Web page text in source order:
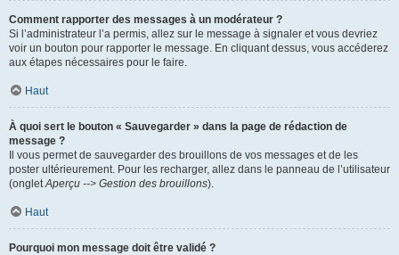
Comment rapporter des messages à un modérateur ?
Si l’administrateur l’a permis, allez sur le message à signaler et vous devriez
voir un bouton pour rapporter le message. En cliquant dessus, vous accéderez
aux étapes nécessaires pour le faire.
Haut
À quoi sert le bouton « Sauvegarder » dans la page de rédaction de
message ?
Il vous permet de sauvegarder des brouillons de vos messages et de les
poster ultérieurement. Pour les recharger, allez dans le panneau de l’utilisateur
(ongletAperçu --> Gestion des brouillons).
Haut
Pourquoi mon message doit être validé ?